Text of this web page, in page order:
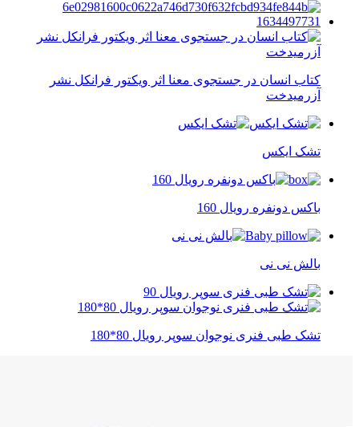
کتاب انسان در جستجوی معنا اثر ویکتور فرانکل نشر
آزرمیدخت
تشک ایکس
باکس دونفره رویال 160
بالش نی نی
تشک طبی فنری نوجوان سوپر رویال 80*180